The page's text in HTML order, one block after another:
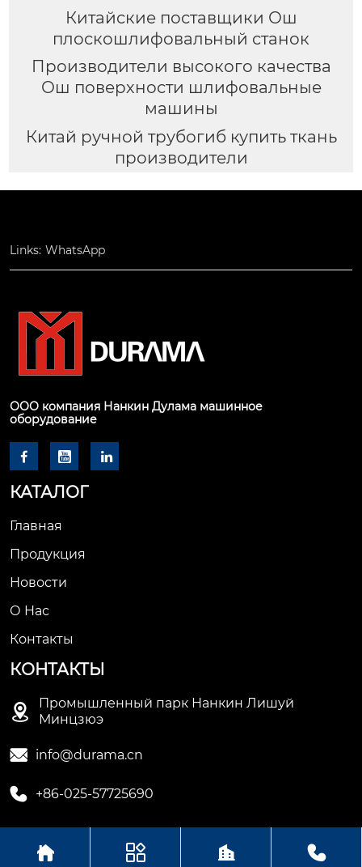
Китайские поставщики Ош
плоскошлифовальный станок
Производители высокого качества
Ош поверхности шлифовальные
машины
Китай ручной трубогиб купить ткань
производители
Links: WhatsApp
ООО компания Нанкин Дулама машинное
оборудование
  
КАТАЛОГ
Главная
Продукция
Новости
О Hас
Контакты
КОНТАКТЫ

Промышленный парк Нанкин Лишуй
Минцзюэ
 info@durama.cn
 +86-025-57725690
Авторское право©ООО компания Нанкин Дулама
   